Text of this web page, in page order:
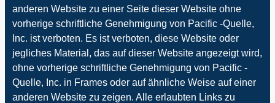
anderen Website zu einer Seite dieser Website ohne
vorherige schriftliche Genehmigung von Pacific -Quelle,
Inc. ist verboten. Es ist verboten, diese Website oder
jegliches Material, das auf dieser Website angezeigt wird,
ohne vorherige schriftliche Genehmigung von Pacific -
Quelle, Inc. in Frames oder auf ähnliche Weise auf einer
anderen Website zu zeigen. Alle erlaubten Links zu